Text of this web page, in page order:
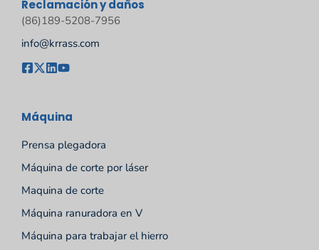
Reclamación y daños
(86)189-5208-7956
info@krrass.com
Máquina
Prensa plegadora
Máquina de corte por láser
Maquina de corte
Máquina ranuradora en V
Máquina para trabajar el hierro